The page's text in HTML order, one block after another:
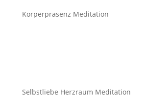
Körperpräsenz Meditation
Selbstliebe Herzraum Meditation